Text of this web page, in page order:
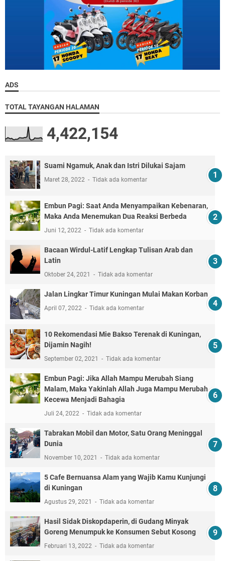
ADS
TOTAL TAYANGAN HALAMAN
4,422,154
Suami Ngamuk, Anak dan Istri Dilukai Sajam
Maret 28, 2022 Tidak ada komentar
Embun Pagi: Saat Anda Menyampaikan Kebenaran,
Maka Anda Menemukan Dua Reaksi Berbeda
Juni 12, 2022 Tidak ada komentar
Bacaan Wirdul-Latif Lengkap Tulisan Arab dan
Latin
Oktober 24, 2021 Tidak ada komentar
Jalan Lingkar Timur Kuningan Mulai Makan Korban
April 07, 2022 Tidak ada komentar
10 Rekomendasi Mie Bakso Terenak di Kuningan,
Dijamin Nagih!
September 02, 2021 Tidak ada komentar
Embun Pagi: Jika Allah Mampu Merubah Siang
Malam, Maka Yakinlah Allah Juga Mampu Merubah
Kecewa Menjadi Bahagia
Juli 24, 2022 Tidak ada komentar
Tabrakan Mobil dan Motor, Satu Orang Meninggal
Dunia
November 10, 2021 Tidak ada komentar
5 Cafe Bernuansa Alam yang Wajib Kamu Kunjungi
di Kuningan
Agustus 29, 2021 Tidak ada komentar
Hasil Sidak Diskopdaperin, di Gudang Minyak
Goreng Menumpuk ke Konsumen Sebut Kosong
Februari 13, 2022 Tidak ada komentar